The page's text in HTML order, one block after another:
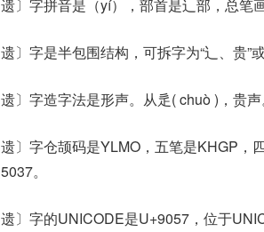
遗〕字拼音是（yí），部首是辶部，总笔
遗〕字是半包围结构，可拆字为“辶、贵”
遗〕字造字法是形声。从辵( chuò )，贵声
遗〕字仓颉码是YLMO，五笔是KHGP
。
遗〕字的UNICODE是U+9057，位于